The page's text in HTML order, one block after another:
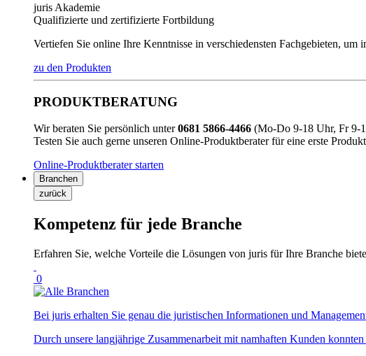
juris Akademie
Qualifizierte und zertifizierte Fortbildung
Vertiefen Sie online Ihre Kenntnisse in verschiedensten Fachgebieten, um
zu den Produkten
PRODUKTBERATUNG
Wir beraten Sie persönlich unter0681 5866-4466 (Mo-Do 9-18 Uhr, Fr 9-
Testen Sie auch gerne unseren Online-Produktberater für eine erste
Online-Produktberater starten
Branchen
zurück
Kompetenz für jede Branche
Erfahren Sie, welche Vorteile die Lösungen von juris für Ihre Branche
0
Bei juris erhalten Sie genau die juristischen Informationen und
Durch unsere langjährige Zusammenarbeit mit namhaften Kunden